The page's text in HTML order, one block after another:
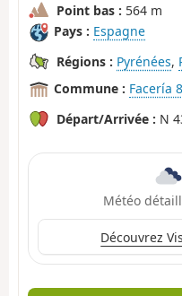
Point bas : 564 m
Pays : Espagne
Régions : Pyrénées,
Commune : Facería
Départ/Arrivée : N
Météo
Découvrez